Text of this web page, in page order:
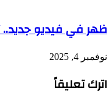
ظهر في فيديو جديد..
نوفمبر 4, 2025
اترك تعليقاً